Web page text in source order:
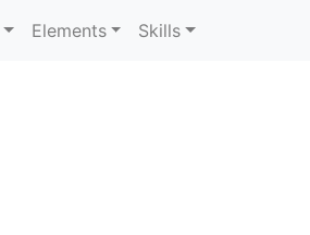
Elements Skills